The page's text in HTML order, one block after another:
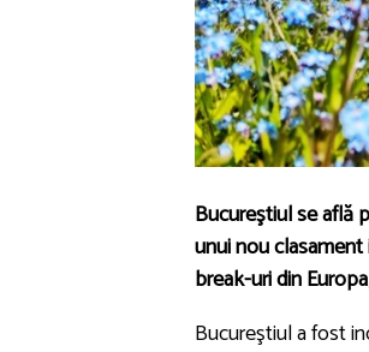
Bucureştiul se află
unui nou
break-uri din
Bucureştiul a fost